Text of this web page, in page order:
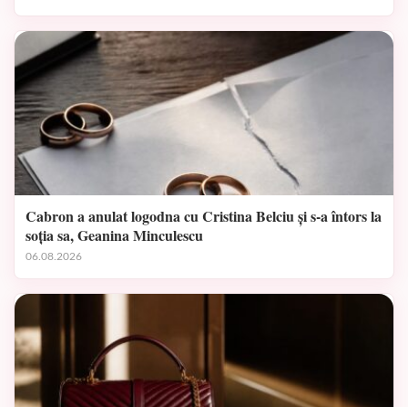
Cabron a anulat logodna cu Cristina Belciu și s-a întors la
soția sa, Geanina Minculescu
06.08.2026